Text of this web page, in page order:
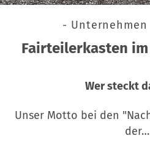
-
Fairteilerkasten
Wer steckt
Unser Motto bei den
der…